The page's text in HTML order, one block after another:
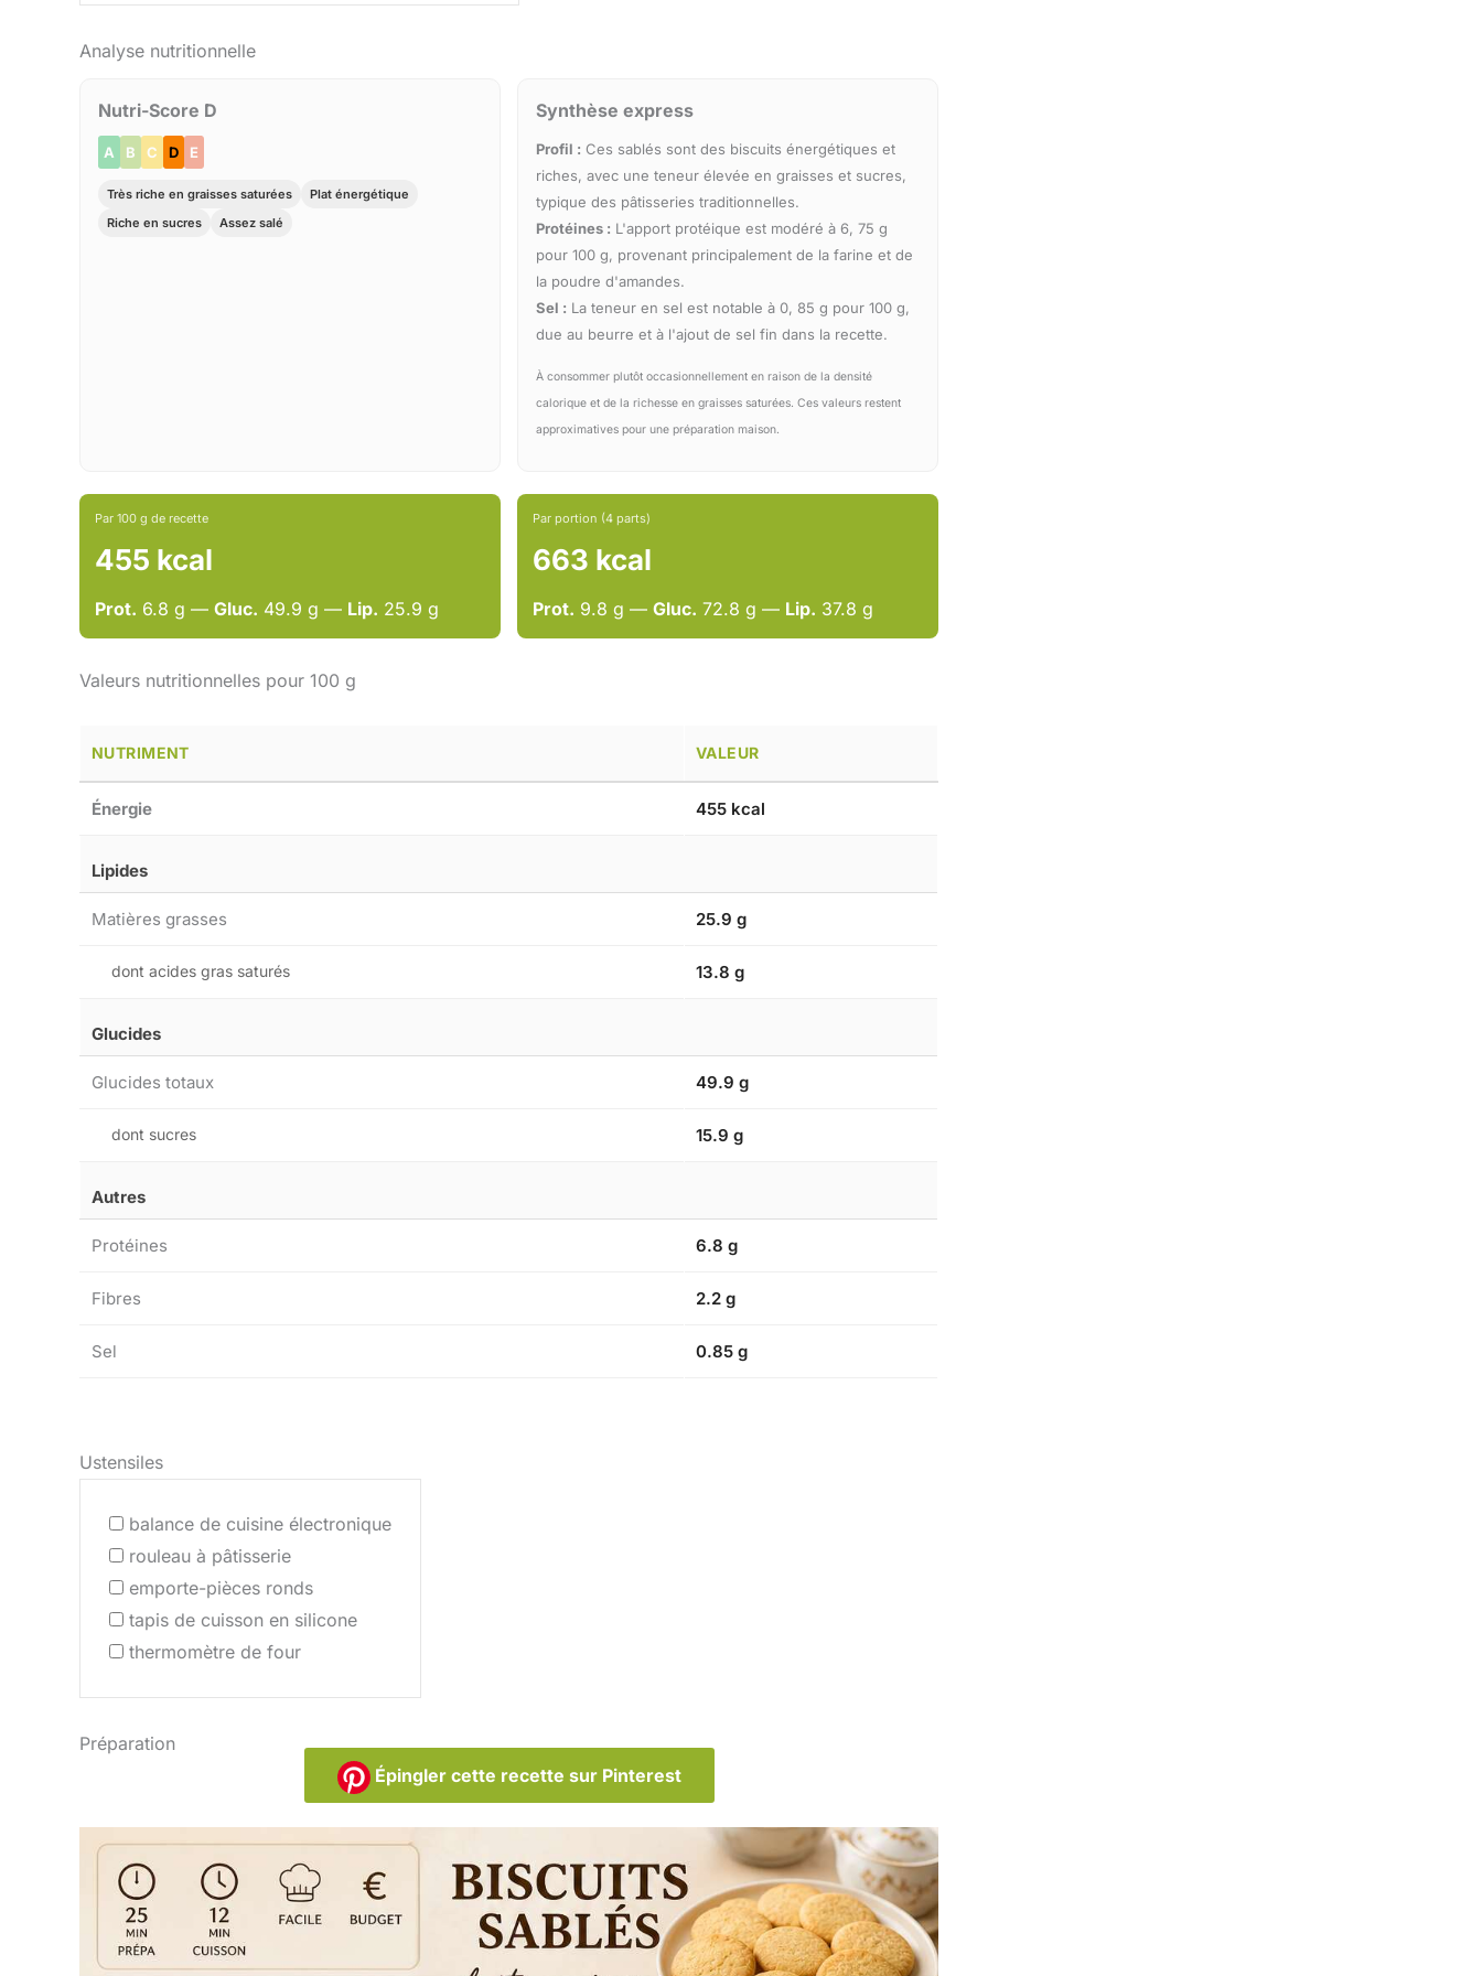
Analyse nutritionnelle
Nutri-Score D
A B C D E
Très riche en graisses saturées
Plat énergétique
Riche en sucres
Assez salé
Synthèse express
Profil : Ces sablés sont des biscuits énergétiques et
riches, avec une teneur élevée en graisses et sucres,
typique des pâtisseries traditionnelles.
Protéines : L'apport protéique est modéré à 6, 75 g
pour 100 g, provenant principalement de la farine et de
la poudre d'amandes.
Sel : La teneur en sel est notable à 0, 85 g pour 100 g,
due au beurre et à l'ajout de sel fin dans la recette.
À consommer plutôt occasionnellement en raison de la densité
calorique et de la richesse en graisses saturées. Ces valeurs restent
approximatives pour une préparation maison.
Par 100 g de recette
455 kcal
Prot. 6.8 g — Gluc. 49.9 g — Lip. 25.9 g
Par portion (4 parts)
663 kcal
Prot. 9.8 g —Gluc. 72.8 g — Lip. 37.8 g
Valeurs nutritionnelles pour 100 g
NUTRIMENT VALEUR
Énergie 455 kcal
Lipides
Matières grasses 25.9 g
dont acides gras saturés 13.8 g
Glucides
Glucides totaux 49.9 g
dont sucres 15.9 g
Autres
Protéines 6.8 g
Fibres 2.2 g
Sel 0.85 g
Ustensiles
balance de cuisine électronique
rouleau à pâtisserie
emporte-pièces ronds
tapis de cuisson en silicone
thermomètre de four
Préparation
Épingler cette recette sur Pinterest